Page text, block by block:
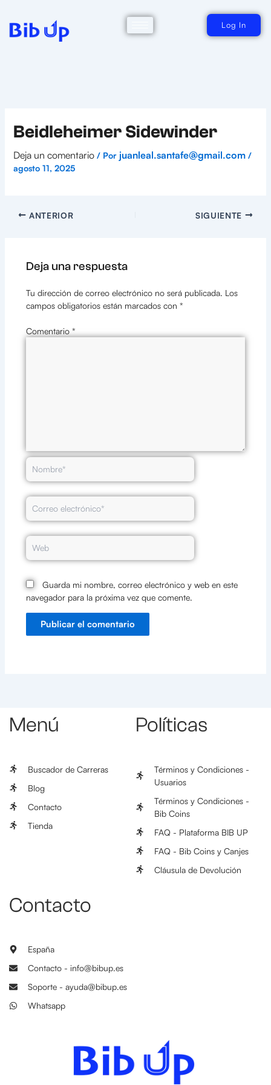
contenido
Log In
Beidleheimer Sidewinder
Deja un comentario / Por juanleal.santafe@gmail.com /
agosto 11, 2025
ANTERIOR SIGUIENTE
Deja una respuesta
Tu dirección de correo electrónico no será publicada. Los
campos obligatorios están marcados con *
Comentario *
Nombre*
Correo
electrónico*
Web
Guarda mi nombre, correo electrónico y web en este
navegador para la próxima vez que comente.
Menú
Buscador de Carreras
Blog
Contacto
Tienda
Políticas
Términos y Condiciones -
Usuarios
Términos y Condiciones -
Bib Coins
FAQ - Plataforma BIB UP
FAQ - Bib Coins y Canjes
Cláusula de Devolución
Contacto
España
Contacto - info@bibup.es
Soporte - ayuda@bibup.es
Whatsapp